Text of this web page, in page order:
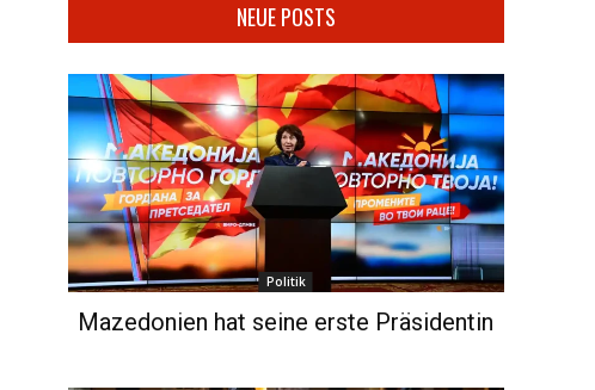
NEUE POSTS
Politik
Mazedonien hat seine erste Präsidentin